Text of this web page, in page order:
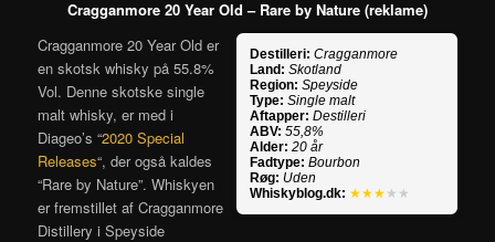
Cragganmore 20 Year Old – Rare by Nature (reklame)
Destilleri: Cragganmore
Land: Skotland
Region: Speyside
Type: Single malt
Aftapper: Destilleri
ABV: 55,8%
Alder: 20 år
Fadtype: Bourbon
Røg: Uden
Whiskyblog.dk: ★★★ ★★
Cragganmore 20 Year Old er
en skotsk whisky på 55.8%
Vol. Denne skotske single
malt whisky, er med i
Diageo’s “2020 Special
Releases“, der også kaldes
“Rare by Nature”. Whiskyen
er fremstillet af Cragganmore
Distillery i Speyside